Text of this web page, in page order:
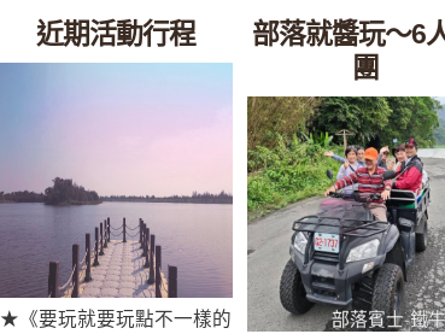
近期活動行程
★《要玩就要玩點不一樣的
部落就醬玩～6
團